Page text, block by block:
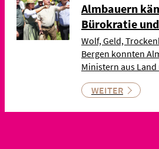
Almbauern
Bürokratie
Wolf, Geld,
Bergen konnten
Ministern aus
WEITER